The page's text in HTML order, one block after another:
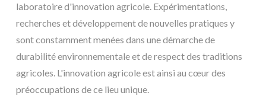
laboratoire d'innovation agricole. Expérimentations,
recherches et développement de nouvelles pratiques y
sont constamment menées dans une démarche de
durabilité environnementale et de respect des traditions
agricoles. L'innovation agricole est ainsi au cœur des
préoccupations de ce lieu unique.